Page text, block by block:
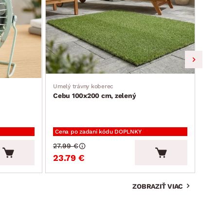
Umelý trávny koberec
Cebu 100x200 cm, zelený
Cena po zadaní kódu DOPLNKY
23.79 €
27.99 €
ZOBRAZIŤ VIAC